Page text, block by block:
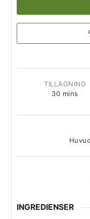
TILLAGNING
30 mins
INGREDIENSER